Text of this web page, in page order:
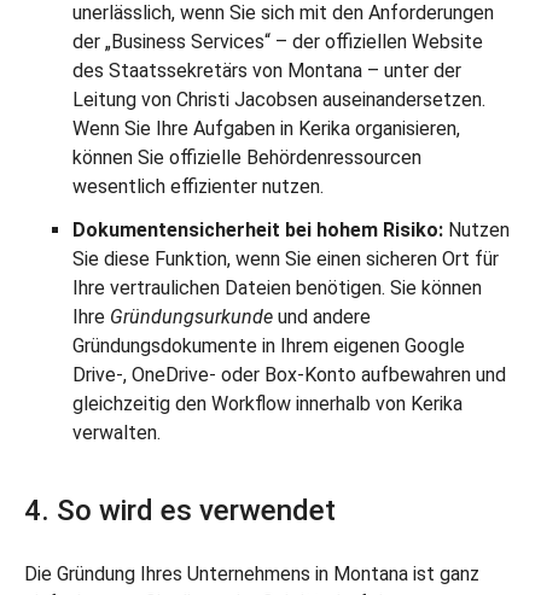
unerlässlich, wenn Sie sich mit den Anforderungen
der „Business Services“ – der offiziellen Website
des Staatssekretärs von Montana – unter der
Leitung von Christi Jacobsen auseinandersetzen.
Wenn Sie Ihre Aufgaben in Kerika organisieren,
können Sie offizielle Behördenressourcen
wesentlich effizienter nutzen.
Dokumentensicherheit bei hohem Risiko: Nutzen
Sie diese Funktion, wenn Sie einen sicheren Ort für
Ihre vertraulichen Dateien benötigen. Sie können
Ihre Gründungsurkunde und andere
Gründungsdokumente in Ihrem eigenen Google
Drive-, OneDrive- oder Box-Konto aufbewahren und
gleichzeitig den Workflow innerhalb von Kerika
verwalten.
4. So wird es verwendet
Die Gründung Ihres Unternehmens in Montana ist ganz